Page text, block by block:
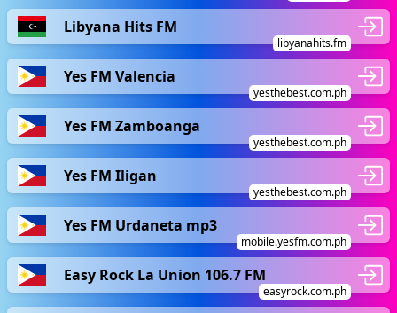
Libyana Hits FM
libyanahits.fm
Yes FM Valencia
yesthebest.com.ph
Yes FM Zamboanga
yesthebest.com.ph
Yes FM Iligan
yesthebest.com.ph
Yes FM Urdaneta mp3
mobile.yesfm.com.ph
Easy Rock La Union 106.7 FM
easyrock.com.ph